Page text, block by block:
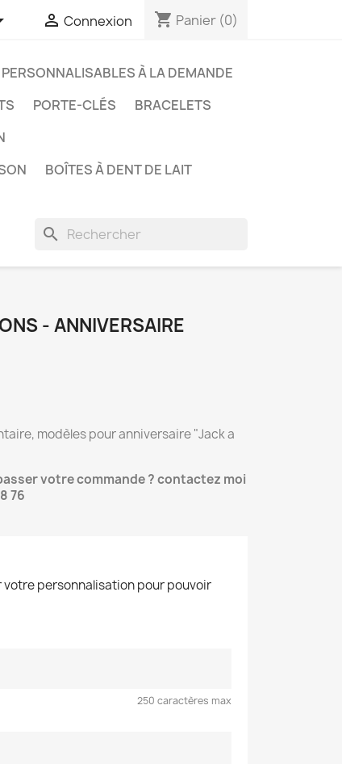
 Connexion shopping_cart Panier (0)
À LA DEMANDE
PORTE-CLÉS
BRACELETS
BOÎTES À DENT DE LAIT
search
- ANNIVERSAIRE
modèles pour anniversaire "Jack a
votre commande ? contactez moi
76
personnalisation pour pouvoir
250 caractères max